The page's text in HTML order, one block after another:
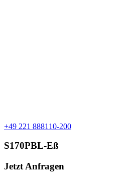
+49 221 888110-200
S170PBL-Eß
Jetzt Anfragen